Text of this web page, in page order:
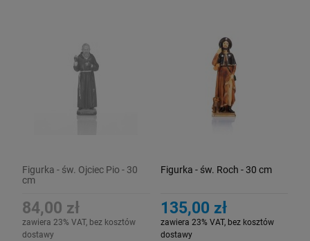
Figurka - św. Ojciec Pio - 30
cm
84,00 zł
zawiera 23% VAT, bez kosztów
dostawy
Figurka - św. Roch - 30 cm
135,00 zł
zawiera 23% VAT, bez kosztów
dostawy